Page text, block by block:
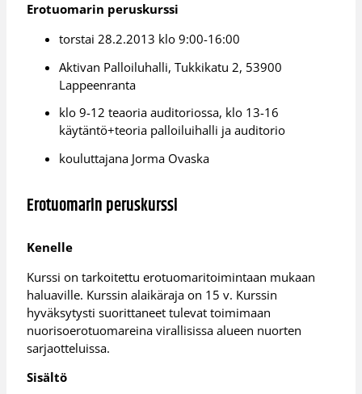
Erotuomarin peruskurssi
torstai 28.2.2013 klo 9:00-16:00
Aktivan Palloiluhalli, Tukkikatu 2, 53900
Lappeenranta
klo 9-12 teaoria auditoriossa, klo 13-16
käytäntö+teoria palloiluihalli ja auditorio
kouluttajana Jorma Ovaska
Erotuomarin peruskurssi
Kenelle
Kurssi on tarkoitettu erotuomaritoimintaan mukaan
haluaville. Kurssin alaikäraja on 15 v. Kurssin
hyväksytysti suorittaneet tulevat toimimaan
nuorisoerotuomareina virallisissa alueen nuorten
sarjaotteluissa.
Sisältö